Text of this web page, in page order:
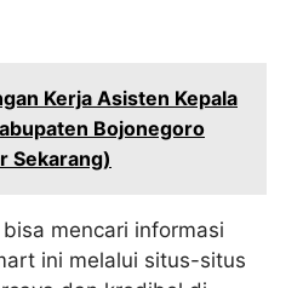
Kerja Asisten Kepala
Bojonegoro
Sekarang)
mencari informasi
ini melalui situs-situs